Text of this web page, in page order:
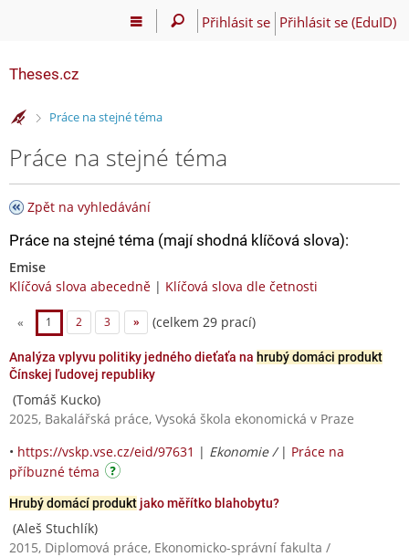
Přihlásit se Přihlásit se (EduID)
Theses.cz
>Práce na stejné téma
Práce na stejné téma
Zpět na vyhledávání
Práce na stejné téma (mají shodná klíčová slova):
Emise
Klíčová slova abecedně | Klíčová slova dle četnosti
« 1 2 3 » (celkem 29 prací)
Analýza vplyvu politiky jedného dieťaťa na hrubý domáci produkt
Čínskej ľudovej republiky
(Tomáš Kucko)
2025, Bakalářská práce, Vysoká škola ekonomická v Praze
• https://vskp.vse.cz/eid/97631 | Ekonomie / | Práce na
příbuzné téma
Hrubý domácí produkt jako měřítko blahobytu?
(Aleš Stuchlík)
2015, Diplomová práce, Ekonomicko-správní fakulta /